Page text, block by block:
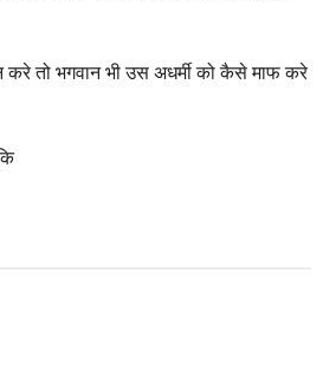
करे तो भगवान भी उस अधर्मी को कैसे माफ करे